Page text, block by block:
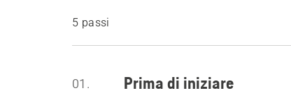
5 passi
01. Prima di iniziare